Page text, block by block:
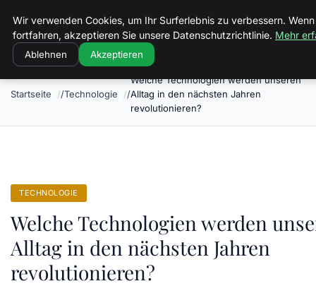
Luther In Bs
Startseite Technologie
Welche Technologien werden unseren
Alltag in den nächsten Jahren
revolutionieren?
TECHNOLOGIE
Welche Technologien werden
Alltag in den nächsten Jahren
revolutionieren?
Wir verwenden Cookies, um Ihr Surferlebnis zu verbessern. Wenn
fortfahren, akzeptieren Sie unsere Datenschutzrichtlinie. Mehr
Ablehnen Akzeptieren